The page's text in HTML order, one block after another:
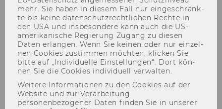
Kurs 2: Logistikmanagement
mehr. Sie haben in die­sem Fall nur ein­ge­schränk­
te bis keine da­ten­schutz­recht­li­chen Rech­te in
den USA und ins­be­son­de­re kann auch die US-​
amerikanische Re­gie­rung Zu­gang zu die­sen
Daten er­lan­gen. Wenn Sie kei­nen oder nur ein­zel­
nen Coo­kies zu­stim­men möch­ten, kli­cken Sie
bitte auf „In­di­vi­du­el­le Ein­stel­lun­gen“. Dort kön­
nen Sie die Coo­kies in­di­vi­du­ell ver­wal­ten.
Weitere Informationen zu den Cookies auf der
Website und zur Verarbeitung
personenbezogener Daten finden Sie in unserer